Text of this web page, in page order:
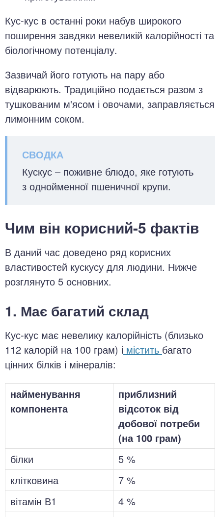
Кус-кус в останні роки набув широкого
поширення завдяки невеликій калорійності та
біологічному потенціалу.
Зазвичай його готують на пару або
відварюють. Традиційно подається разом з
тушкованим м'ясом і овочами, заправляється
лимонним соком.
Кускус – поживне блюдо, яке готують
з однойменної пшеничної крупи.
Чим він корисний-5 фактів
В даний час доведено ряд корисних
властивостей кускусу для людини. Нижче
розглянуто 5 основних.
1. Має багатий склад
Кус-кус має невелику калорійність (близько
112 калорій на 100 грам) і містить багато
цінних білків і мінералів:
найменування
компонента
приблизний
відсоток від
добової потреби
(на 100 грам)
білки
5 %
клітковина
7 %
вітамін В1
4 %